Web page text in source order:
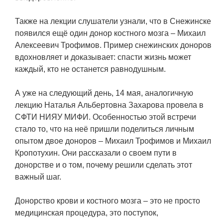
Цифровые продукты
Электротехника
Системы безопасности
Услуги
Прочая продукция
Испытательный центр ВЭИ
СОЦИАЛЬНАЯ ОТВЕТСТВЕННОСТЬ
Охрана окружающей среды
Программы по оздоровлению
Социальная поддержка
Также на лекции слушатели узнали, что в Снежинске
появился ещё один донор костного мозга – Михаил
Алексеевич Трофимов. Пример снежинских доноров
вдохновляет и доказывает: спасти жизнь может
каждый, кто не останется равнодушным.
А уже на следующий день, 14 мая, аналогичную
лекцию Наталья Альбертовна Захарова провела в
СФТИ НИЯУ МИФИ. Особенностью этой встречи
стало то, что на неё пришли поделиться личным
опытом двое доноров – Михаил Трофимов и Михаил
Кропотухин. Они рассказали о своем пути в
донорстве и о том, почему решили сделать этот
важный шаг.
Донорство крови и костного мозга – это не просто
медицинская процедура, это поступок,